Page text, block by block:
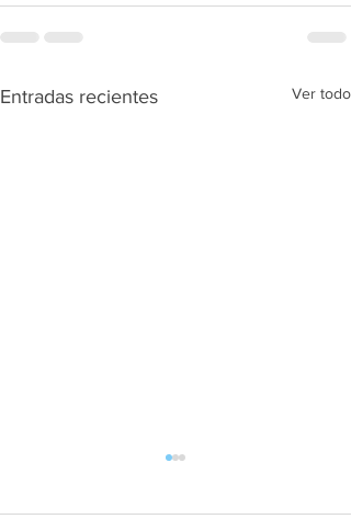
Entradas recientes Ver todo